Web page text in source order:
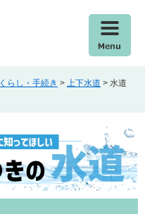
くらし・手続き > 上下水道 > 水道